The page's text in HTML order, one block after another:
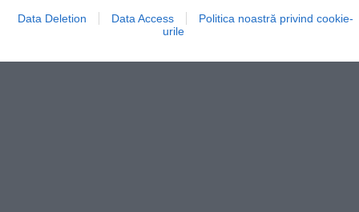
Data Deletion Data Access
Politica noastră privind cookie-
urile